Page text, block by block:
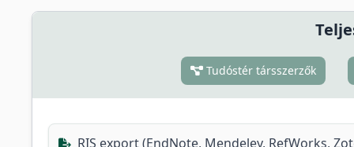
Tudóstér társszerzők
RIS export (EndNote, Mendeley, RefWorks,